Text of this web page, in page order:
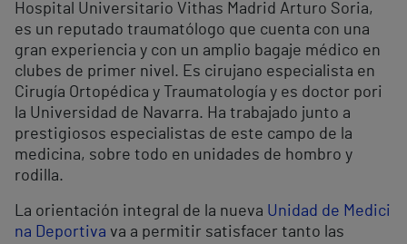
Hospital Universitario Vithas Madrid Arturo Soria,
es un reputado traumatólogo que cuenta con una
gran experiencia y con un amplio bagaje médico en
clubes de primer nivel. Es cirujano especialista en
Cirugía Ortopédica y Traumatología y es doctor pori
la Universidad de Navarra. Ha trabajado junto a
prestigiosos especialistas de este campo de la
medicina, sobre todo en unidades de hombro y
rodilla.
La orientación integral de la nueva Unidad de Medici
na Deportiva va a permitir satisfacer tanto las